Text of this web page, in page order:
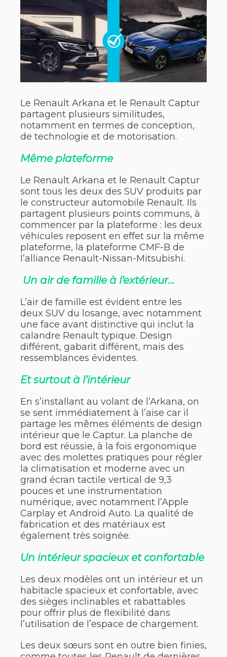
Le Renault Arkana et le Renault Captur
partagent plusieurs similitudes,
notamment en termes de conception,
de technologie et de motorisation.
Même plateforme
Le Renault Arkana et le Renault Captur
sont tous les deux des SUV produits par
le constructeur automobile Renault. Ils
partagent plusieurs points communs, à
commencer par la plateforme : les deux
véhicules reposent en effet sur la même
plateforme, la plateforme CMF-B de
l’alliance Renault-Nissan-Mitsubishi.
Un air de famille à l’extérieur…
L’air de famille est évident entre les
deux SUV du losange, avec notamment
une face avant distinctive qui inclut la
calandre Renault typique. Design
différent, gabarit différent, mais des
ressemblances évidentes.
Et surtout à l’intérieur
En s’installant au volant de l’Arkana, on
se sent immédiatement à l’aise car il
partage les mêmes éléments de design
intérieur que le Captur. La planche de
bord est réussie, à la fois ergonomique
avec des molettes pratiques pour régler
la climatisation et moderne avec un
grand écran tactile vertical de 9,3
pouces et une instrumentation
numérique, avec notamment l’Apple
Carplay et Android Auto. La qualité de
fabrication et des matériaux est
également très soignée.
Un intérieur spacieux et confortable
Les deux modèles ont un intérieur et un
habitacle spacieux et confortable, avec
des sièges inclinables et rabattables
pour offrir plus de flexibilité dans
l’utilisation de l’espace de chargement.
Les deux sœurs sont en outre bien finies,